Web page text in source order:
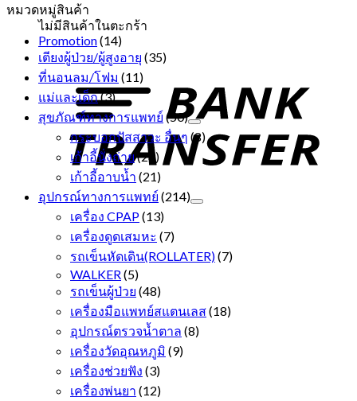
ไม่มีสินค้าในตะกร้า
หมวดหมู่สินค้า
Promotion(14)
เตียงผู้ป่วย/ผู้สูงอายุ (35)
ที่นอนลม/โฟม (11)
แม่และเด็ก(3)
สุขภัณฑ์ทางการแพทย์ (50)
กระบอกปัสสาวะ อื่นๆ (8)
เก้าอี้นั่งถ่าย (28)
เก้าอี้อาบน้ำ (21)
อุปกรณ์ทางการแพทย์ (214)
เครื่อง CPAP(13)
เครื่องดูดเสมหะ (7)
รถเข็นหัดเดิน(ROLLATER)(7)
WALKER(5)
รถเข็นผู้ป่วย (48)
เครื่องมือแพทย์สแตนเลส(18)
อุปกรณ์ตรวจน้ำตาล (8)
เครื่องวัดอุณหภูมิ (9)
เครื่องช่วยฟัง (3)
เครื่องพ่นยา (12)